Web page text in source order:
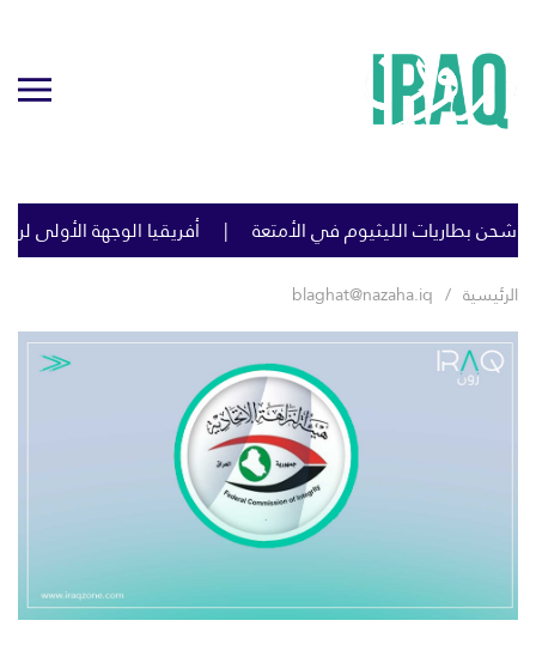
بطاريات الليثيوم في الأمتعة أفريقيا الوجهة الأولى
الرئيسية blaghat@nazaha.iq